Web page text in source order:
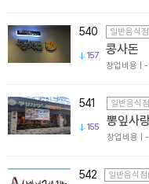
540
157
일반음식
콩사돈
창업비용 | -
541
155
일반음식
창업비용 | -
542 일반음식